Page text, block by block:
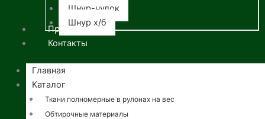
Шнур-чулок
Шнур х/б
Прайс
Контакты
Главная
Каталог
Ткани полномерные в рулонах на вес
Обтирочные материалы